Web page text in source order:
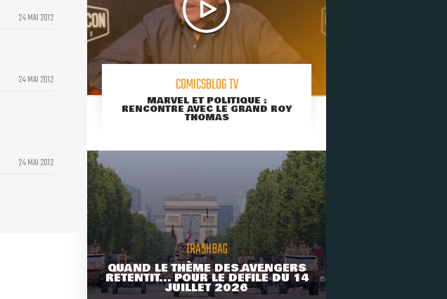
24 MAI 2012
24 MAI 2012
24 MAI 2012
COMICSBLOG TV
MARVEL ET POLITIQUE :
RENCONTRE AVEC LE GRAND ROY
THOMAS
TRASHBAG
QUAND LE THÈME DES AVENGERS
RETENTIT... POUR LE DÉFILÉ DU 14
JUILLET 2026